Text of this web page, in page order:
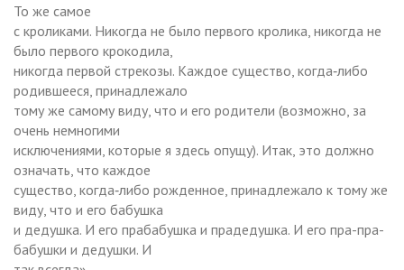
То же самое
с кроликами. Никогда не было первого кролика, никогда не
было первого крокодила,
никогда первой стрекозы. Каждое существо, когда‑либо
родившееся, принадлежало
тому же самому виду, что и его родители (возможно, за
очень немногими
исключениями, которые я здесь опущу). Итак, это должно
означать, что каждое
существо, когда‑либо рожденное, принадлежало к тому же
виду, что и его бабушка
и дедушка. И его прабабушка и прадедушка. И его пра-пра-
бабушки и дедушки. И